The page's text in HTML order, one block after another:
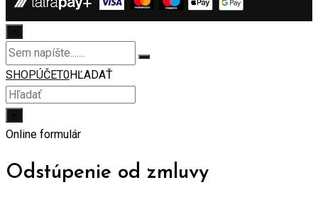
SHOPÚČET0HĽADAŤ
Online formulár
Odstúpenie od zmluvy